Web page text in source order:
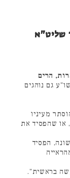
שליט"א
הרים
גם נוהגים
מעיניו
או שהפסיד את
הפסיד
בראשית".